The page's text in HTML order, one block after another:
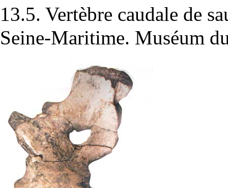
13.5. Vertèbre caudale de
Seine-Maritime. Muséum